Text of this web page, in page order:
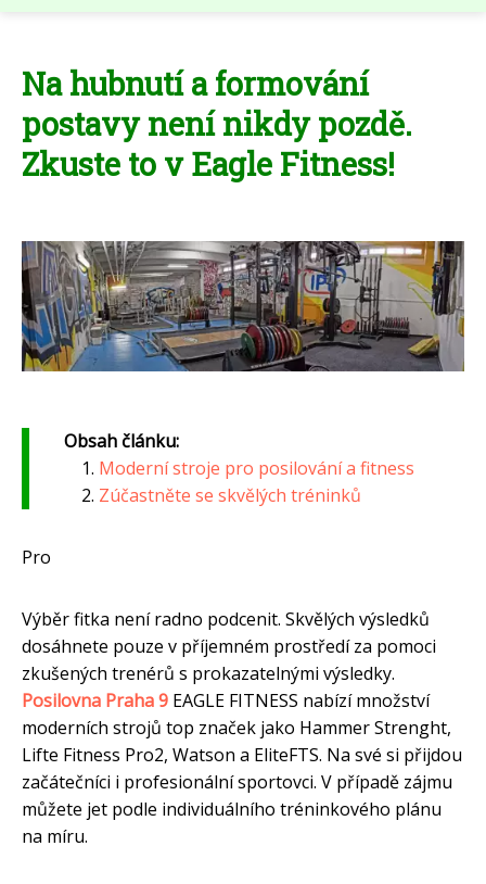
Na hubnutí a formování
postavy není nikdy pozdě.
Zkuste to v Eagle Fitness!
Obsah článku:
Moderní stroje pro posilování a fitness
Zúčastněte se skvělých tréninků
Pro
Výběr fitka není radno podcenit. Skvělých výsledků
dosáhnete pouze v příjemném prostředí za pomoci
zkušených trenérů s prokazatelnými výsledky.
Posilovna Praha 9 EAGLE FITNESS nabízí množství
moderních strojů top značek jako Hammer Strenght,
Lifte Fitness Pro2, Watson a EliteFTS. Na své si přijdou
začátečníci i profesionální sportovci. V případě zájmu
můžete jet podle individuálního tréninkového plánu
na míru.